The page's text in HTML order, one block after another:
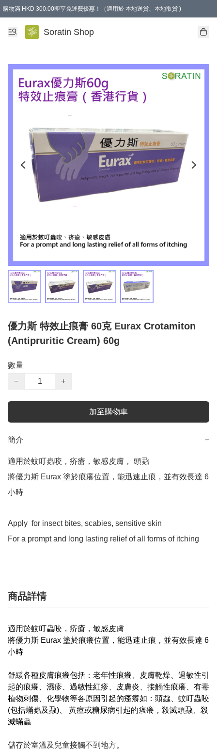
購物滿 HKD 300.00即享免運費優惠！（適用於 本地送貨、本地取貨 )
Soratin Shop
優力斯 特效止痕膏 60克 Eurax Crotamiton
(Antipruritic Cream) 60g
數量
−
+
加至購物車
簡介 −
適用於蚊叮蟲咬，疥瘡，敏感皮膚， 頭蝨
將優力斯 Eurax 塗於痕癢位置，能迅速止痕，並有效長達 6
小時
Apply  for insect bites, scabies, sensitive skin
For a prompt and long lasting relief of all forms of itching
商品詳情
適用於蚊叮蟲咬，疥瘡，敏感皮膚
將優力斯 Eurax 塗於痕癢位置，能迅速止痕，並有效長達 6
小時
舒緩各種皮膚痕癢包括：老年性痕癢、皮膚乾燥、過敏性引
起的痕癢、濕疹、過敏性紅疹、皮膚炎、接觸性痕癢、有毒
植物刺傷、化學物等各原因引起的瘙癢如：頭蝨、蚊叮蟲咬
(包括蟎蟲及蝨)、 黃痘或糖尿病引起的瘙癢，殺滅頭蝨、殺
滅蟎蟲
儲存於室溫及兒童接觸不到地方。